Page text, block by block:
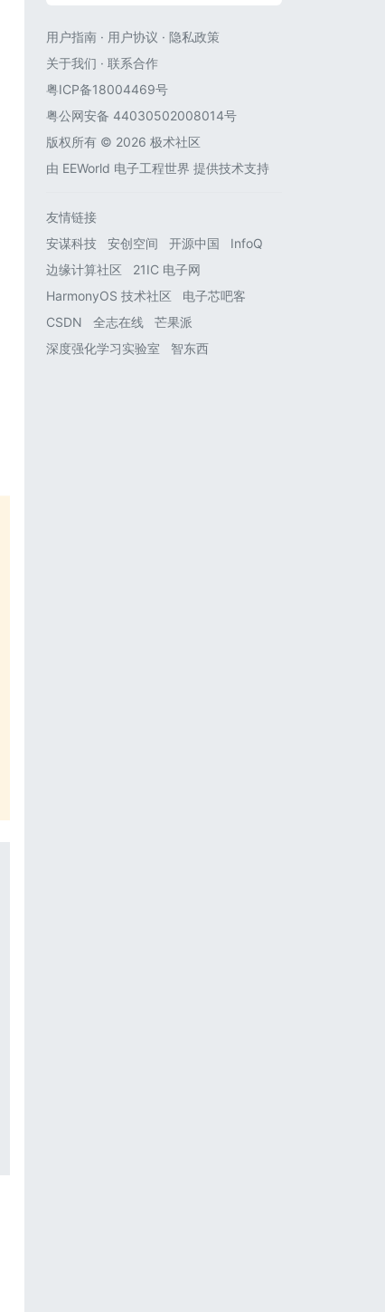
用户指南 · 用户协议 · 隐私政策
关于我们 · 联系合作
粤ICP备18004469号
粤公网安备 44030502008014号
版权所有 © 2026 极术社区
由 EEWorld 电子工程世界 提供技术支持
友情链接
安谋科技
安创空间 开源中国
InfoQ
边缘计算社区
21IC 电子网
HarmonyOS 技术社区
电子芯吧客
CSDN
全志在线
芒果派
深度强化学习实验室
智东西